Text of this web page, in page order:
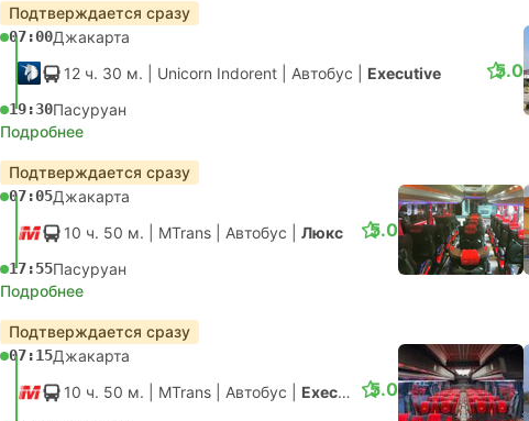
Подтверждается сразу
07:00Джакарта
12 ч. 30 м. | Unicorn Indorent Автобус Executive
19:30Пасуруан
5.0
Подробнее
Подтверждается сразу
07:05Джакарта
10 ч. 50 м. | MTrans Автобус Люкс
17:55Пасуруан
5.0
Подробнее
Подтверждается сразу
07:15Джакарта
10 ч. 50 м. | MTrans Автобус Executive 5.0